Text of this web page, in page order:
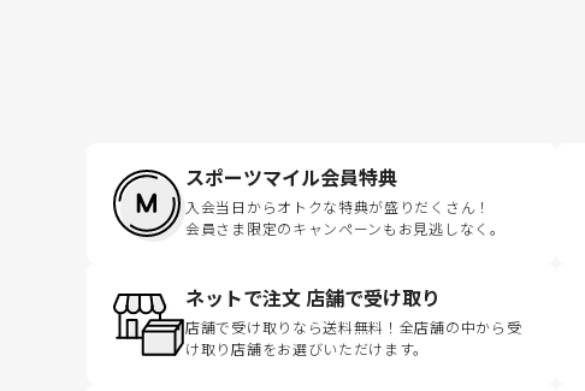
スポーツマイル会員特典
入会当日からオトクな特典が盛りだくさん！
会員さま限定のキャンペーンもお見逃しなく。
ネットで注文 店舗で受け取り
店舗で受け取りなら送料無料！全店舗の中から受
け取り店舗をお選びいただけます。